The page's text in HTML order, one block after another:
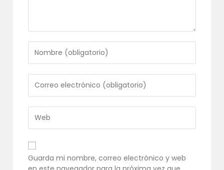
tu
nombre
o
nombre
de
usuario
para
comentar
tu
dirección
de
correo
electrónico
para
comentar
URL
de
tu
web
Guarda mi nombre, correo electrónico y web